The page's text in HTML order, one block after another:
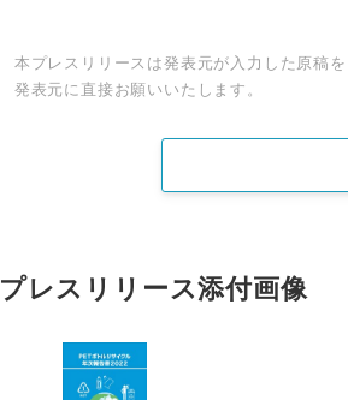
本プレスリリースは発表元が入力した原稿
発表元に直接お願いいたします。
プレスリリース添付画像